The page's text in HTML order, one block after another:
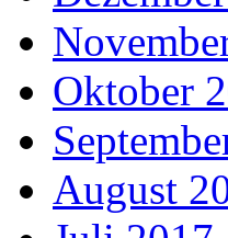
Oktober
August